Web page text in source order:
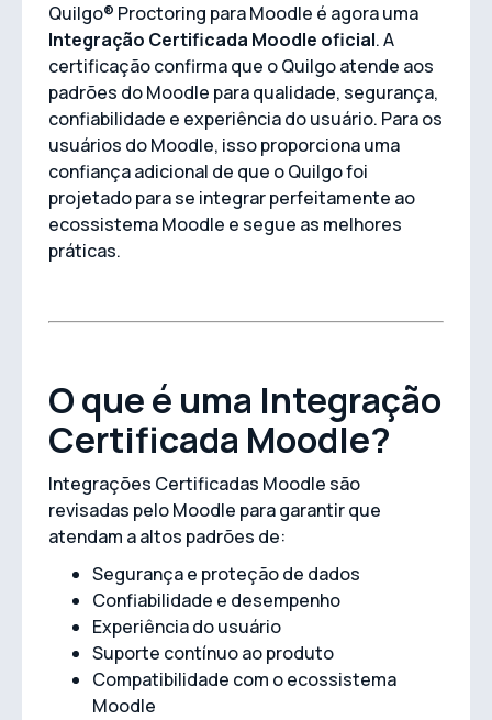
Quilgo® Proctoring para Moodle é agora uma
Integração Certificada Moodle oficial. A
certificação confirma que o Quilgo atende aos
padrões do Moodle para qualidade, segurança,
confiabilidade e experiência do usuário. Para os
usuários do Moodle, isso proporciona uma
confiança adicional de que o Quilgo foi
projetado para se integrar perfeitamente ao
ecossistema Moodle e segue as melhores
práticas.
O que é uma Integração
Certificada Moodle?
Integrações Certificadas Moodle são
revisadas pelo Moodle para garantir que
atendam a altos padrões de:
Segurança e proteção de dados
Confiabilidade e desempenho
Experiência do usuário
Suporte contínuo ao produto
Compatibilidade com o ecossistema
Moodle